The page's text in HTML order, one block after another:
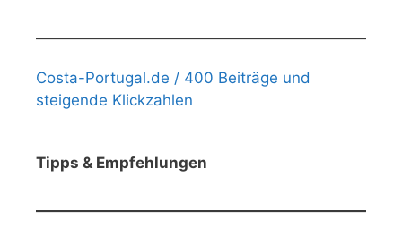
Costa-Portugal.de / 400 Beiträge und
steigende Klickzahlen
Tipps & Empfehlungen